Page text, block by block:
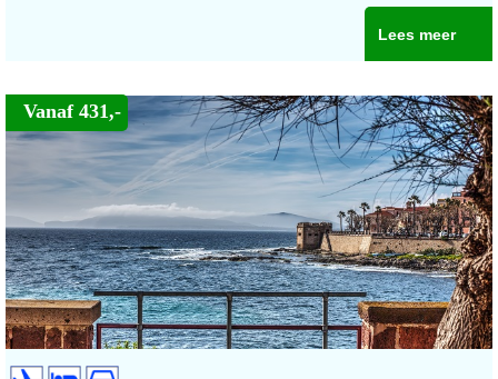
Lees meer
Vanaf 431,-